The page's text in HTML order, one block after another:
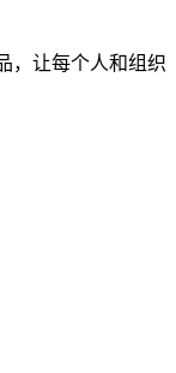
，让每个人和组织